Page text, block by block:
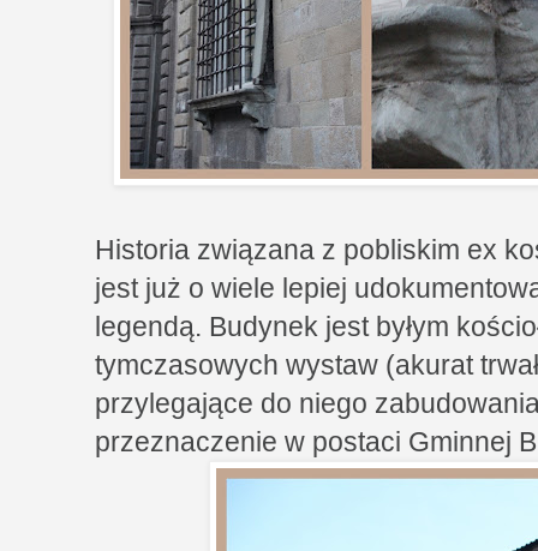
Historia związana z pobliskim ex
jest już o wiele lepiej
legendą. Budynek jest byłym
tymczasowych wystaw (akurat
przylegające do niego
przeznaczenie w postaci Gminnej